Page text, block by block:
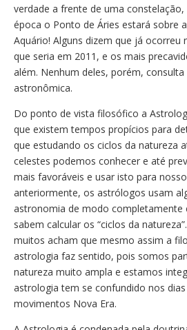
verdade a frente de uma
época o Ponto de Áries estará sobre
Aquário! Alguns dizem que já ocorreu
que seria em 2011, e os mais
além. Nenhum deles, porém,
astronômica.
Do ponto de vista filosófico a
que existem tempos propícios para
que estudando os ciclos da natureza
celestes podemos conhecer e até
mais favoráveis e usar isto para
anteriormente, os astrólogos usam
astronomia de modo completamente
sabem calcular os “ciclos da
muitos acham que mesmo assim a
astrologia faz sentido, pois somos
natureza muito ampla e estamos
astrologia tem se confundido nos
movimentos Nova Era.